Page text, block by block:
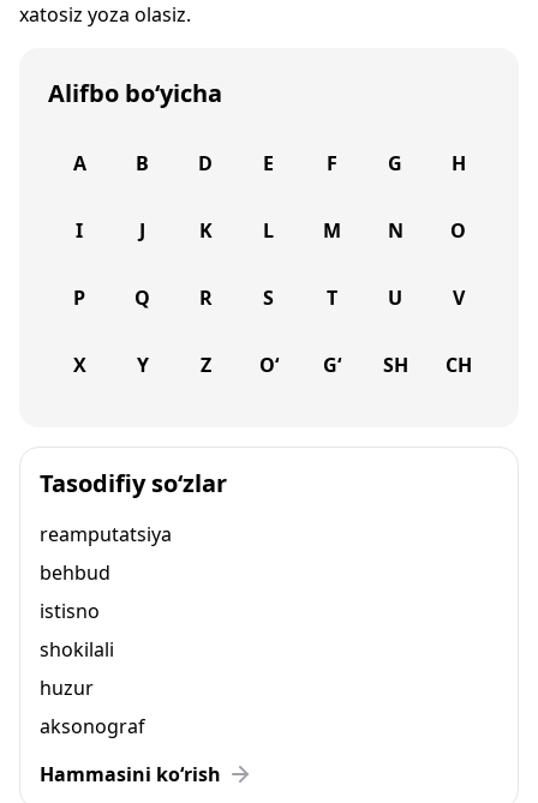
xatosiz yoza olasiz.
Alifbo bo‘yicha
A B D E F G H
I J K L M N O
P Q R S T U V
X Y Z O‘ G‘ SH CH
Tasodifiy so‘zlar
reamputatsiya
behbud
istisno
shokilali
huzur
aksonograf
Hammasini ko‘rish